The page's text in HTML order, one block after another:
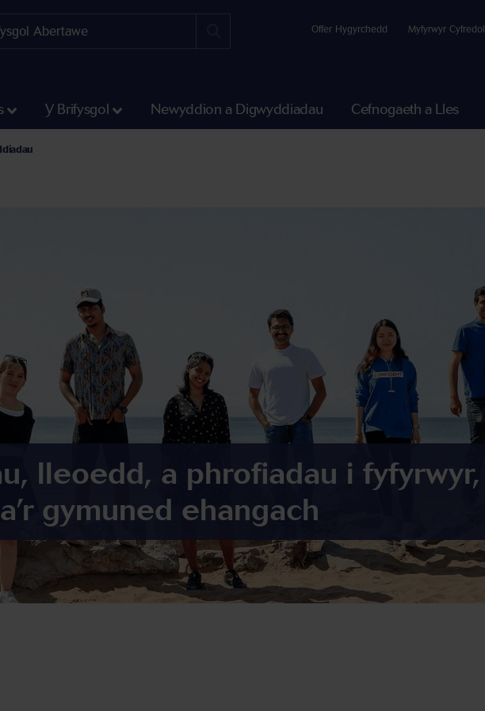
Offer Hygyrchedd Myfyrwyr Cyfredol
Y Brifysgol Newyddion a Digwyddiadau Cefnogaeth a Lles
lleoedd, a phrofiadau i fyfyrwyr,
gymuned ehangach